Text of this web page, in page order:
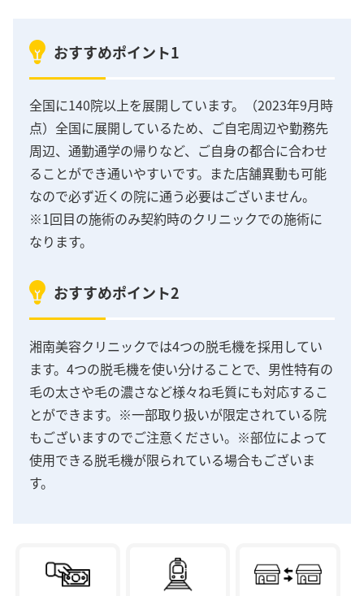
おすすめポイント1
全国に140院以上を展開しています。（2023年9月時
点）全国に展開しているため、ご自宅周辺や勤務先
周辺、通勤通学の帰りなど、ご自身の都合に合わせ
ることができ通いやすいです。また店舗異動も可能
なので必ず近くの院に通う必要はございません。
※1回目の施術のみ契約時のクリニックでの施術に
なります。
おすすめポイント2
湘南美容クリニックでは4つの脱毛機を採用してい
ます。4つの脱毛機を使い分けることで、男性特有の
毛の太さや毛の濃さなど様々ね毛質にも対応するこ
とができます。※一部取り扱いが限定されている院
もございますのでご注意ください。※部位によって
使用できる脱毛機が限られている場合もございま
す。